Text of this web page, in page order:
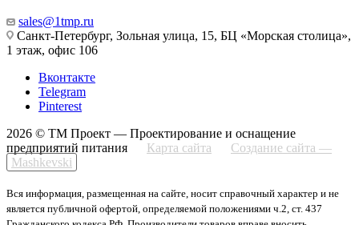
sales@1tmp.ru
Санкт-Петербург, Зольная улица, 15, БЦ «Морская столица»,
1 этаж, офис 106
Вконтакте
Telegram
Pinterest
2026 © ТМ Проект — Проектирование и оснащение
предприятий питания
Карта сайта
Создание сайта —
Mashkevski
Вся информация, размещенная на сайте, носит справочный характер и не
является публичной офертой, определяемой положениями ч.2, ст. 437